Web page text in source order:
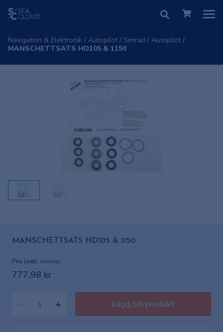
Navigation & Elektronik / Autopilot/ Simrad / Autopilot/
MANSCHETTSATS HD105 & 1150
MANSCHETTSATS HD105 & 1150
Pris (exkl. moms)
777,98 kr
Lägg till produkt